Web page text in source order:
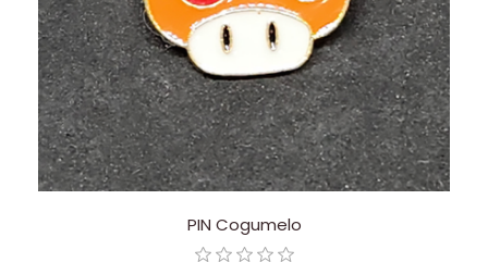
PIN Cogumelo